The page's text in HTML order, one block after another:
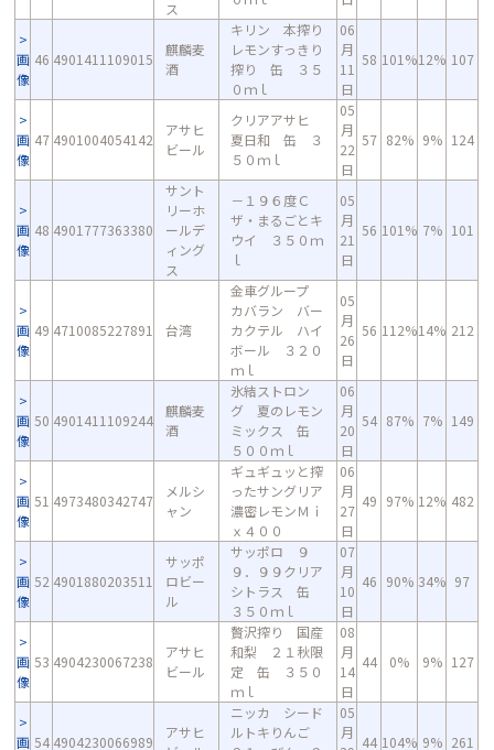
ス
画
像
46 4901411109015
麒麟麦
酒
キリン 本搾り
レモンすっきり
搾り 缶 ３５
０ｍｌ
06
月
11
日
58 101%12% 107
画
像
47 4901004054142
アサヒ
ビール
クリアアサヒ
夏日和 缶 ３
５０ｍｌ
05
月
22
日
57 82% 9% 124
画
像
48 4901777363380
サント
リーホ
ールデ
ィング
ス
－１９６度Ｃ
ザ・まるごとキ
ウイ ３５０ｍ
ｌ
05
月
21
日
56 101% 7% 101
画
像
49 4710085227891 台湾
金車グループ
カバラン バー
カクテル ハイ
ボール ３２０
ｍｌ
05
月
26
日
56 112%14% 212
画
像
50 4901411109244
麒麟麦
酒
氷結ストロン
グ 夏のレモン
ミックス 缶
５００ｍｌ
06
月
20
日
54 87% 7% 149
画
像
51 4973480342747
メルシ
ャン
ギュギュッと搾
ったサングリア
濃密レモンＭｉ
ｘ４００
06
月
27
日
49 97% 12% 482
画
像
52 4901880203511
サッポ
ロビー
ル
サッポロ ９
９．９９クリア
シトラス 缶
３５０ｍｌ
07
月
10
日
46 90% 34% 97
画
像
53 4904230067238
アサヒ
ビール
贅沢搾り 国産
和梨 ２１秋限
定 缶 ３５０
ｍｌ
08
月
14
日
44 0% 9% 127
画 54 4904230066989
アサヒ
ニッカ シード
ルトキりんご
05
月
44 104% 9% 261